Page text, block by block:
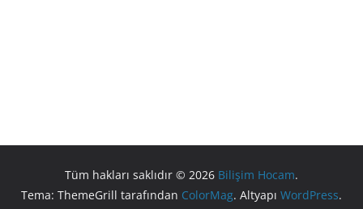
Tüm hakları saklıdır © 2026 Bilişim Hocam.
Tema: ThemeGrill tarafından ColorMag. Altyapı WordPress.